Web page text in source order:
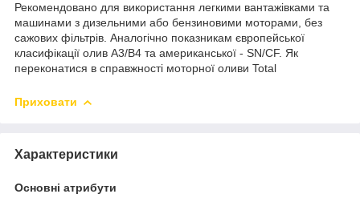
Рекомендовано для використання легкими вантажівками та
машинами з дизельними або бензиновими моторами, без
сажових фільтрів. Аналогічно показникам європейської
класифікації олив А3/В4 та американської - SN/CF. Як
переконатися в справжності моторної оливи Total
Приховати
Характеристики
Основні атрибути